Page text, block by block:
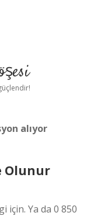
alıyor
Olunur
için. Ya da 0 850